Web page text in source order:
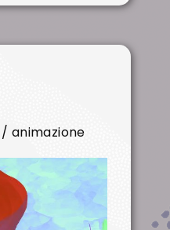
/ animazione